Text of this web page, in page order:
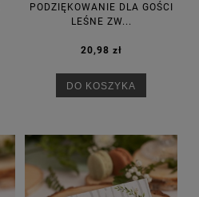
PODZIĘKOWANIE DLA GOŚCI
LEŚNE ZW...
20,98 zł
DO KOSZYKA